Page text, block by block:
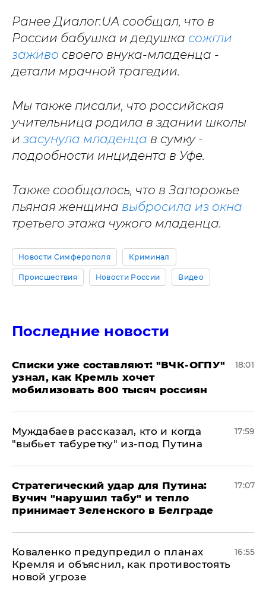
Ранее Диалог.UA сообщал, что в
России бабушка и дедушка сожгли
заживо своего внука-младенца -
детали мрачной трагедии.
Мы также писали, что российская
учительница родила в здании школы
и засунула младенца в сумку -
подробности инцидента в Уфе.
Также сообщалось, что в Запорожье
пьяная женщина выбросила из окна
третьего этажа чужого младенца.
Новости Симферополя Криминал
Происшествия Новости России Видео
Последние новости
Списки уже составляют: "ВЧК-ОГПУ"
узнал, как Кремль хочет
мобилизовать 800 тысяч россиян
18:01
Муждабаев рассказал, кто и когда
"выбьет табуретку" из-под Путина
17:59
Стратегический удар для Путина:
Вучич "нарушил табу" и тепло
принимает Зеленского в Белграде
17:07
Коваленко предупредил о планах
Кремля и объяснил, как противостоять
новой угрозе
16:55